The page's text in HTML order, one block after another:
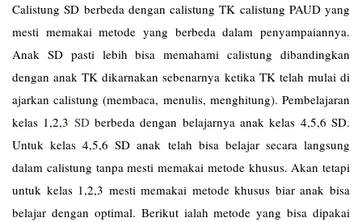
Calistung SD berbeda dengan calistung TK calistung PAUD yang
mesti memakai metode yang berbeda dalam penyampaiannya.
Anak SD pasti lebih bisa memahami calistung dibandingkan
dengan anak TK dikarnakan sebenarnya ketika TK telah mulai di
ajarkan calistung (membaca, menulis, menghitung). Pembelajaran
kelas 1,2,3 SDberbeda dengan belajarnya anak kelas 4,5,6 SD.
Untuk kelas 4,5,6 SD anak telah bisa belajar secara langsung
dalam calistung tanpa mesti memakai metode khusus. Akan tetapi
untuk kelas 1,2,3 mesti memakai metode khusus biar anak bisa
belajar dengan optimal. Berikut ialah metode yang bisa dipakai